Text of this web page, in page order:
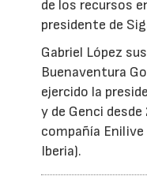
de los recursos
presidente de
Gabriel López
Buenaventura
ejercido la
y de Genci
compañía Enilive
Iberia).